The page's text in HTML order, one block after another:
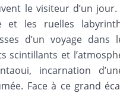
le visiteur d’un jour.
et les ruelles
d’un voyage dans
scintillants et
incarnation
Face à ce grand